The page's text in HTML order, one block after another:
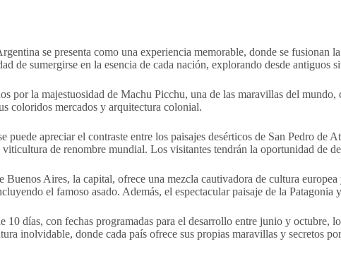
se presenta como una experiencia memorable, donde se fusionan
de sumergirse en la esencia de cada nación, explorando desde antiguos
por la majestuosidad de Machu Picchu, una de las maravillas del
coloridos mercados y arquitectura colonial.
puede apreciar el contraste entre los paisajes desérticos de San Pedro
de renombre mundial. Los visitantes tendrán la oportunidad de
Aires, la capital, ofrece una mezcla cautivadora de cultura
el famoso asado. Además, el espectacular paisaje de la
10 días, con fechas programadas para el desarrollo entre junio y
inolvidable, donde cada país ofrece sus propias maravillas y secretos